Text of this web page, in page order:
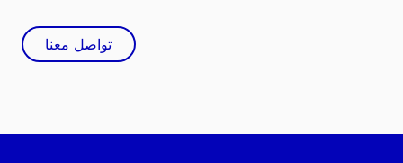
تواصل معنا